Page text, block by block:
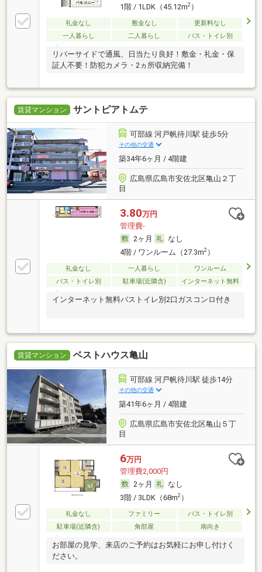
1階 / 1LDK（45.12m2）
礼金なし 敷金なし
更新料なし
一人暮らし
二人暮らし バス・トイレ別
リバーサイドで通風、日当たり良好！敷金・礼金・保
証人不要！防犯カメラ・2ヵ所収納完備！
賃貸マンション サントピアトムテ
可部線 河戸帆待川駅 徒歩5分
その他の交通
築34年6ヶ月 / 4階建
広島県広島市安佐北区亀山２丁
目
3.80万円
管理費-
2ヶ月
なし
4階 / ワンルーム（27.3m2）
礼金なし 一人暮らし
ワンルーム
バス・トイレ別
駐車場(近隣含) インターネット無料
インターネット無料バストイレ別2口ガスコンロ付き
賃貸マンション ベストハウス亀山
可部線 河戸帆待川駅 徒歩14分
その他の交通
築41年6ヶ月 / 4階建
広島県広島市安佐北区亀山５丁
目
6万円
管理費2,000円
2ヶ月
なし
3階 / 3LDK（68m2）
礼金なし ファミリー
バス・トイレ別
駐車場(近隣含)
角部屋 南向き
お部屋の見学、来店のご予約はお気軽にお申し付けく
ださい。